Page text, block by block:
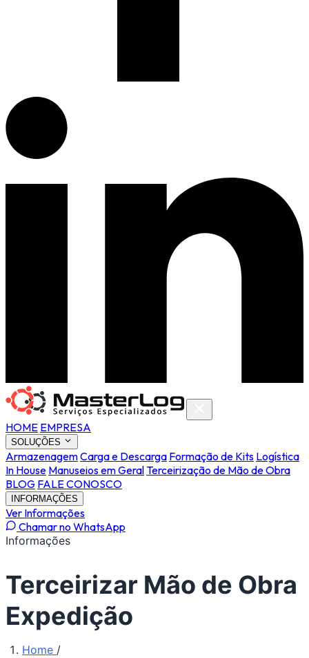
HOME EMPRESA
SOLUÇÕES
ArmazenagemCarga e Descarga Formação de Kits Logística
In House Manuseios em GeralTerceirização de Mão de Obra
BLOG FALE CONOSCO
INFORMAÇÕES
Ver Informações
Chamar no WhatsApp
Informações
Terceirizar Mão de Obra
Expedição
Home /